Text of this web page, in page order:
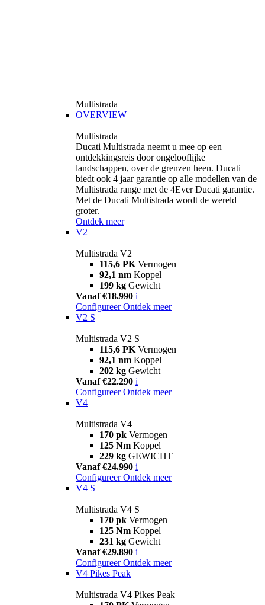
Multistrada
OVERVIEW
Multistrada
Ducati Multistrada neemt u mee op een
ontdekkingsreis door ongelooflijke
landschappen, over de grenzen heen. Ducati
biedt ook 4 jaar garantie op alle modellen van de
Multistrada range met de 4Ever Ducati garantie.
Met de Ducati Multistrada wordt de wereld
groter.
Ontdek meer
V2
Multistrada V2
115,6 PK Vermogen
92,1 nm Koppel
199 kg Gewicht
Vanaf €18.990 i
Configureer Ontdek meer
V2 S
Multistrada V2 S
115,6 PK Vermogen
92,1 nm Koppel
202 kg Gewicht
Vanaf €22.290 i
Configureer Ontdek meer
V4
Multistrada V4
170 pk Vermogen
125 Nm Koppel
229 kg GEWICHT
Vanaf €24.990 i
Configureer Ontdek meer
V4 S
Multistrada V4 S
170 pk Vermogen
125 Nm Koppel
231 kg Gewicht
Vanaf €29.890 i
Configureer Ontdek meer
V4 Pikes Peak
Multistrada V4 Pikes Peak